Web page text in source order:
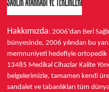
Hakkımızda: 2006'dan Beri
bünyesinde, 2006 yılından bu
memnuniyeti hedefiyle ortopedik
13485 Medikal Cihazlar Kalite
belgelerimizle, tamamen kendi
sandalet ve tabanlıkları tüm